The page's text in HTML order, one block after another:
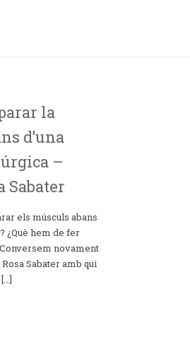
la
d’una
–
Sabater
els músculs abans
¿Què hem de fer
novament
Sabater amb qui